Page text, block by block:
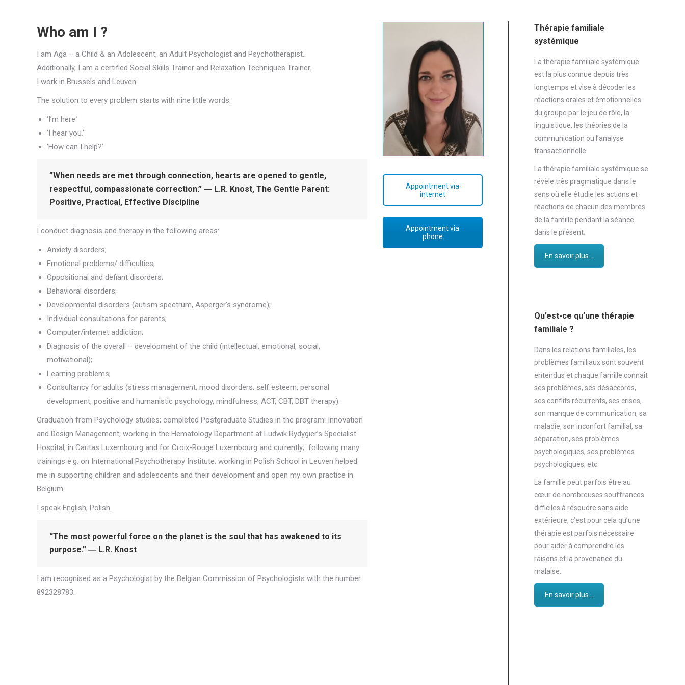
Who am I ?
I am Aga – a Child & an Adolescent, an Adult Psychologist and Psychotherapist.
Additionally, I am a certified Social Skills Trainer and Relaxation Techniques Trainer.
I work in Brussels and Leuven
The solution to every problem starts with nine little words:
‘I’m here.’
‘I hear you.’
‘How can I help?’
”When needs are met through connection, hearts are opened to gentle,
respectful, compassionate correction.” ― L.R. Knost, The Gentle Parent:
Positive, Practical, Effective Discipline
I conduct diagnosis and therapy in the following areas:
Anxiety disorders;
Emotional problems/ difficulties;
Oppositional and defiant disorders;
Behavioral disorders;
Developmental disorders (autism spectrum, Asperger’s syndrome);
Individual consultations for parents;
Computer/internet addiction;
Diagnosis of the overall – development of the child (intellectual, emotional, social,
motivational);
Learning problems;
Consultancy for adults (stress management, mood disorders, self esteem, personal
development, positive and humanistic psychology, mindfulness, ACT, CBT, DBT therapy).
Graduation from Psychology studies; completed Postgraduate Studies in the program: Innovation
and Design Management; working in the Hematology Department at Ludwik Rydygier’s Specialist
Hospital, in Caritas Luxembourg and for Croix-Rouge Luxembourg and currently; following many
trainings e.g. on International Psychotherapy Institute; working in Polish School in Leuven helped
me in supporting children and adolescents and their development and open my own practice in
Belgium.
I speak English, Polish.
“The most powerful force on the planet is the soul that has awakened to its
purpose.” ― L.R. Knost
I am recognised as a Psychologist by the Belgian Commission of Psychologists with the number
892328783.
Appointment via
internet
Appointment via
phone
Thérapie familiale
systémique
La thérapie familiale systémique
est la plus connue depuis très
longtemps et vise à décoder les
réactions orales et émotionnelles
du groupe par le jeu de rôle, la
linguistique, les théories de la
communication ou l’analyse
transactionnelle.
La thérapie familiale systémique se
révèle très pragmatique dans le
sens où elle étudie les actions et
réactions de chacun des membres
de la famille pendant la séance
dans le présent.
En savoir plus...
Qu’est-ce qu’une thérapie
familiale ?
Dans les relations familiales, les
problèmes familiaux sont souvent
entendus et chaque famille connaît
ses problèmes, ses désaccords,
ses conflits récurrents, ses crises,
son manque de communication, sa
maladie, son inconfort familial, sa
séparation, ses problèmes
psychologiques, ses problèmes
psychologiques, etc.
La famille peut parfois être au
cœur de nombreuses souffrances
difficiles à résoudre sans aide
extérieure, c’est pour cela qu’une
thérapie est parfois nécessaire
pour aider à comprendre les
raisons et la provenance du
malaise.
En savoir plus...